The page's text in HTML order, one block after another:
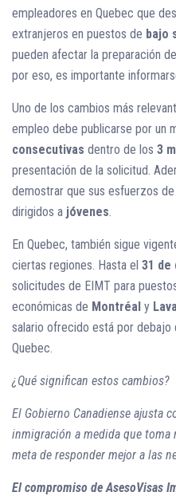
empleadores en Quebec que
extranjeros en puestos de bajo
pueden afectar la preparación
por eso, es importante
Uno de los cambios más
empleo debe publicarse por un
consecutivas dentro de los 3
presentación de la solicitud.
demostrar que sus esfuerzos
dirigidos a jóvenes.
En Quebec, también sigue
ciertas regiones. Hasta el 31 de
solicitudes de EIMT para
económicas de Montréal y
salario ofrecido está por debajo
Quebec.
¿Qué significan estos cambios?
El Gobierno Canadiense ajusta
inmigración a medida que toma
meta de responder mejor a las
El compromiso de AsesoVisas